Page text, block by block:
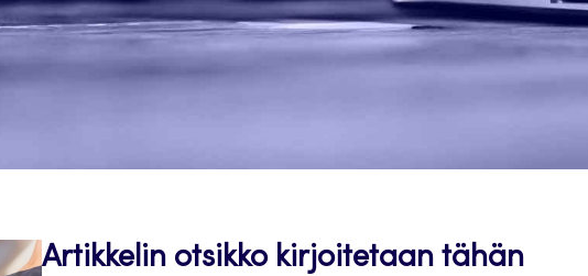
Artikkelin otsikko kirjoitetaan tähän